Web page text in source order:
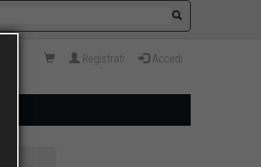
Registrati Accedi